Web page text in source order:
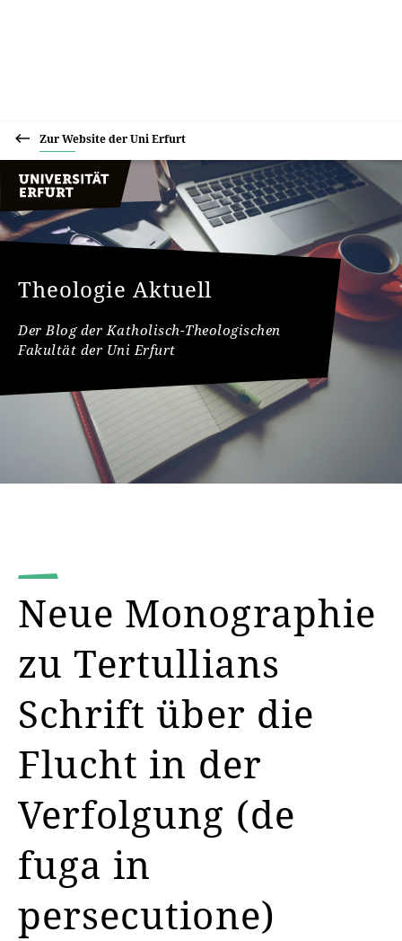
Zur Website der Uni Erfurt
Theologie Aktuell
Der Blog der Katholisch-Theologischen
Fakultät der Uni Erfurt
Neue Monographie
zu Tertullians
Schrift über die
Flucht in der
Verfolgung (de
fuga in
persecutione)